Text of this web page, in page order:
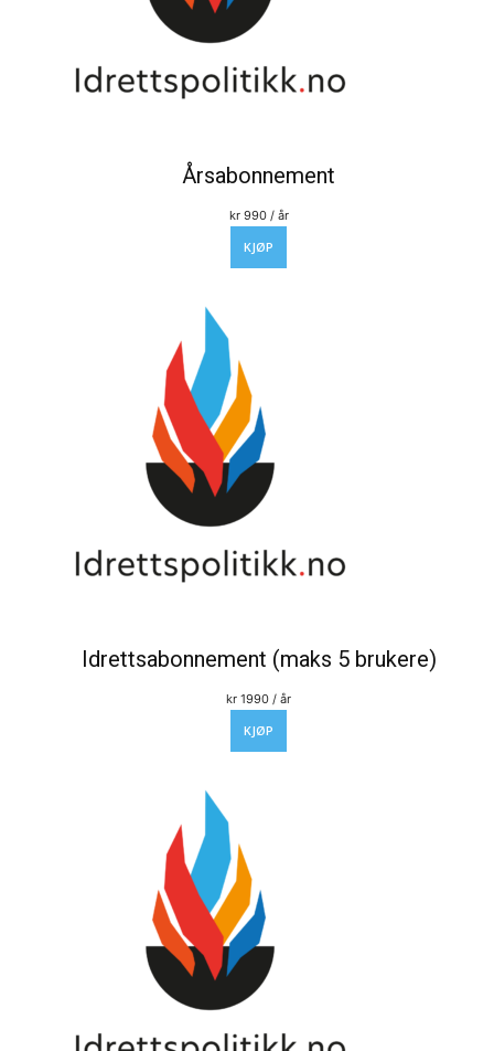
Årsabonnement
kr990 / år
KJØP
Idrettsabonnement (maks 5 brukere)
kr 1990 / år
KJØP